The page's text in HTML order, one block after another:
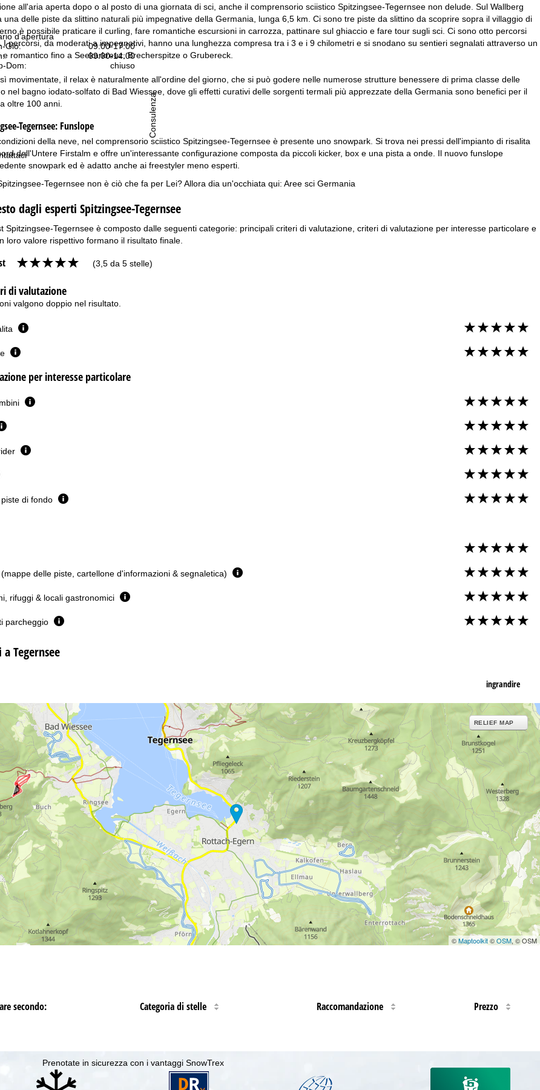
d'apertura
Gio:
09:00-17:00
09:00-14:00
Dom:
chiuso
Consulenza
all'aria aperta dopo o al posto di una giornata di sci, anche il comprensorio sciistico Spitzingsee-Tegernsee non delude. Sul Wallberg
una delle piste da slittino naturali più impegnative della Germania, lunga 6,5 km. Ci sono tre piste da slittino da scoprire sopra il villaggio di
è possibile praticare il curling, fare romantiche escursioni in carrozza, pattinare sul ghiaccio e fare tour sugli sci. Ci sono otto percorsi
I percorsi, da moderati a impegnativi, hanno una lunghezza compresa tra i 3 e i 9 chilometri e si snodano su sentieri segnalati attraverso un
romantico fino a Seekarkreuz, Brecherspitze o Grubereck.
movimentate, il relax è naturalmente all'ordine del giorno, che si può godere nelle numerose strutture benessere di prima classe delle
nel bagno iodato-solfato di Bad Wiessee, dove gli effetti curativi delle sorgenti termali più apprezzate della Germania sono benefici per il
oltre 100 anni.
Tegernsee: Funslope
della neve, nel comprensorio sciistico Spitzingsee-Tegernsee è presente uno snowpark. Si trova nei pressi dell'impianto di risalita
dell'Untere Firstalm e offre un'interessante configurazione composta da piccoli kicker, box e una pista a onde. Il nuovo funslope
snowpark ed è adatto anche ai freestyler meno esperti.
Tegernsee non è ciò che fa per Lei? Allora dia un'occhiata qui: Aree sci Germania
dagli esperti Spitzingsee-Tegernsee
Spitzingsee-Tegernsee è composto dalle seguenti categorie: principali criteri di valutazione, criteri di valutazione per interesse particolare e
loro valore rispettivo formano il risultato finale.
(3,5 da 5 stelle)
di valutazione
valgono doppio nel risultato.
per interesse particolare
di fondo
delle piste, cartellone d'informazioni & segnaletica)
rifuggi & locali gastronomici
parcheggio
Tegernsee
ingrandire
RELIEF MAP
©Maptoolkit©OSM, © OSM
secondo: Categoria di stelle Raccomandazione Prezzo
Prenotate in sicurezza con i vantaggi SnowTrex